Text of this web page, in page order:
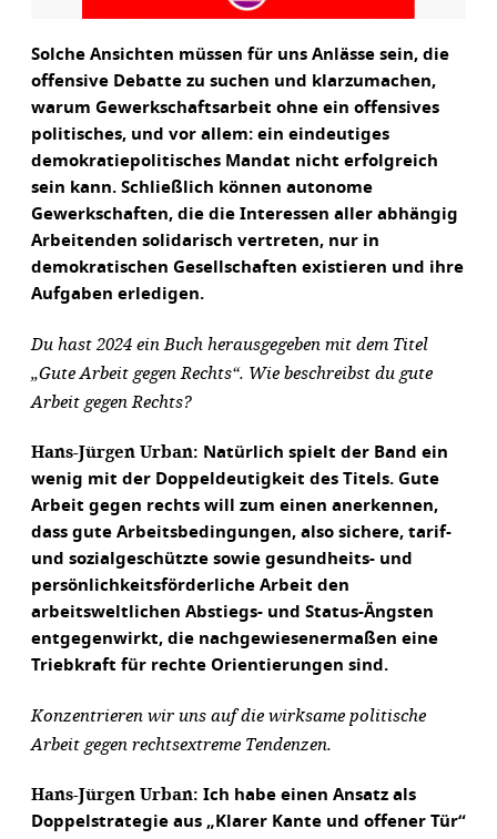
Solche Ansichten müssen für uns Anlässe sein, die
offensive Debatte zu suchen und klarzumachen,
warum Gewerkschaftsarbeit ohne ein offensives
politisches, und vor allem: ein eindeutiges
demokratiepolitisches Mandat nicht erfolgreich
sein kann. Schließlich können autonome
Gewerkschaften, die die Interessen aller abhängig
Arbeitenden solidarisch vertreten, nur in
demokratischen Gesellschaften existieren und ihre
Aufgaben erledigen.
Du hast 2024 ein Buch herausgegeben mit dem Titel
„Gute Arbeit gegen Rechts“. Wie beschreibst du gute
Arbeit gegen Rechts?
Hans-Jürgen Urban: Natürlich spielt der Band ein
wenig mit der Doppeldeutigkeit des Titels. Gute
Arbeit gegen rechts will zum einen anerkennen,
dass gute Arbeitsbedingungen, also sichere, tarif-
und sozialgeschützte sowie gesundheits- und
persönlichkeitsförderliche Arbeit den
arbeitsweltlichen Abstiegs- und Status-Ängsten
entgegenwirkt, die nachgewiesenermaßen eine
Triebkraft für rechte Orientierungen sind.
Konzentrieren wir uns auf die wirksame politische
Arbeit gegen rechtsextreme Tendenzen.
Hans-Jürgen Urban: Ich habe einen Ansatz als
Doppelstrategie aus „Klarer Kante und offener Tür“